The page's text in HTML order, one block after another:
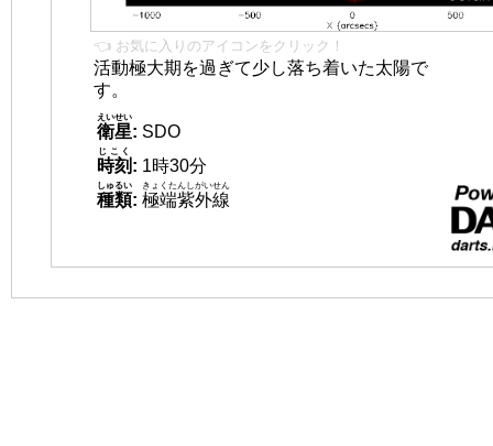
👈 お気に入りのアイコンをクリック！
活動極大期を過ぎて少し落ち着いた太陽で
す。
衛星
えいせい
: SDO
時刻
じこく
: 1時30分
種類
しゅるい
: 極端紫外線
きょくたんしがいせん